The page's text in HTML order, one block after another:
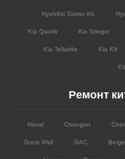
Hyundai Starex H1
Kia Quoris Kia Stinger
Kia Telluride Kia K8
Ремонт
Haval Changan
Great Wall GAC